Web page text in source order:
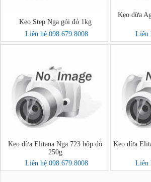
Kẹo Step Nga gói đỏ 1kg
Liên hệ 098.679.8008
Kẹo dừa
Liên
Kẹo dừa Elitana Nga 723 hộp đỏ
250g
Liên hệ 098.679.8008
Kẹo dừa
Liên